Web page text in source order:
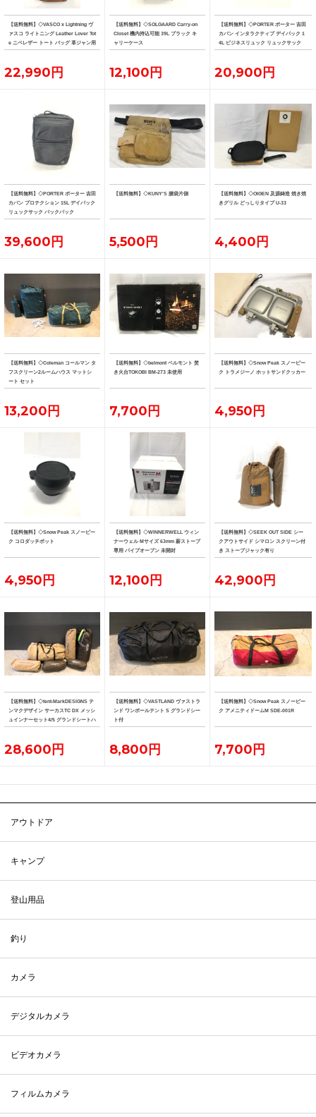
【送料無料】◇VASCO x Lightning ヴ
ァスコ ライトニング Leather Lover Tot
e ニベレザー トート バッグ 革ジャン用
トート
22,990円
【送料無料】◇SOLGAARD Carry-on
Closet 機内持込可能 39L ブラック キ
ャリーケース
12,100円
【送料無料】◇PORTER ポーター 吉田
カバン インタラクティブ デイパック 1
4L ビジネスリュック リュックサック
20,900円
【送料無料】◇PORTER ポーター 吉田
カバン プロテクション 15L デイパック
リュックサック バックパック
39,600円
【送料無料】◇KUNY'S 腰袋片側
5,500円
【送料無料】◇OIGEN 及源鋳造 焼き焼
きグリル どっしりタイプ U-33
4,400円
【送料無料】◇Coleman コールマン タ
フスクリーン2ルームハウス マットシ
ート セット
13,200円
【送料無料】◇belmont ベルモント 焚
き火台TOKOBI BM-273 未使用
7,700円
【送料無料】◇Snow Peak スノーピー
ク トラメジーノ ホットサンドクッカー
4,950円
【送料無料】◇Snow Peak スノーピー
ク コロダッチポット
4,950円
【送料無料】◇WINNERWELL ウィン
ナーウェル Mサイズ 63mm 薪ストーブ
専用 パイプオーブン 未開封
12,100円
【送料無料】◇SEEK OUT SIDE シー
クアウトサイド シマロン スクリーン付
き ストーブジャック有り
42,900円
【送料無料】◇tent-MarkDESIGNS テ
ンマクデザイン サーカスTC DX メッシ
ュインナーセット4/5 グランドシートハ
ーフ フロントフラップ
28,600円
【送料無料】◇VASTLAND ヴァストラ
ンド ワンポールテント S グランドシー
ト付
8,800円
【送料無料】◇Snow Peak スノーピー
ク アメニティドームM SDE-001R
7,700円
アウトドア
キャンプ
登山用品
釣り
カメラ
デジタルカメラ
ビデオカメラ
フィルムカメラ